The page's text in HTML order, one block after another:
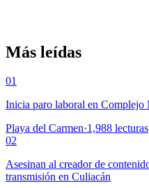
Más leídas
01
Inicia paro laboral en Complejo
Playa del Carmen·1,988 lecturas
02
Asesinan al creador de
transmisión en Culiacán